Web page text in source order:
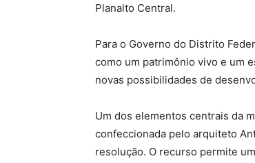
Planalto Central.
Para o Governo do Distrito
como um patrimônio vivo e um
novas possibilidades de
Um dos elementos centrais da
confeccionada pelo arquiteto
resolução. O recurso permite